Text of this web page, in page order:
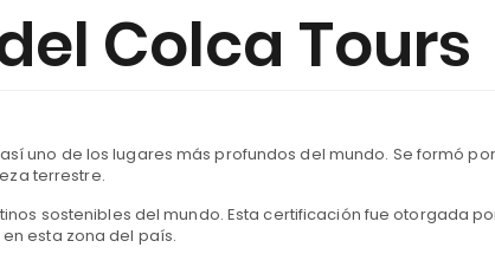
Colca Tours
uno de los lugares más profundos del mundo. Se formó
terrestre.
sostenibles del mundo. Esta certificación fue otorgada
esta zona del país.